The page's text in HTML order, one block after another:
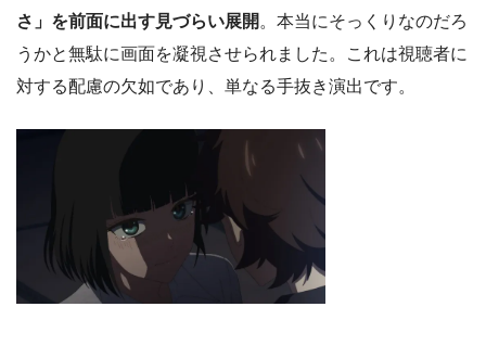
さ」を前面に出す見づらい展開 。本当にそっくりなのだろ
うかと無駄に画面を凝視させられました。これは視聴者に
対する配慮の欠如であり、単なる手抜き演出です。